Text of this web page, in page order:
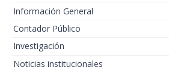
Información General
Contador Público
Investigación
Noticias institucionales